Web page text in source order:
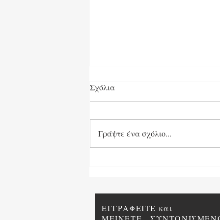
Σχόλια
Γράψτε ένα σχόλιο...
ΕΓΓΡΑΦΕΙΤΕ και